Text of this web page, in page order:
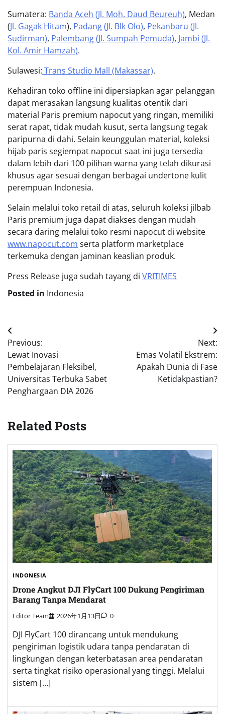
Sumatera: Banda Aceh (Jl. Moh. Daud Beureuh), Medan
(Jl. Gagak Hitam), Padang (Jl. Blk Olo), Pekanbaru (Jl.
Sudirman), Palembang (Jl. Sumpah Pemuda), Jambi (Jl.
Kol. Amir Hamzah).
Sulawesi: Trans Studio Mall (Makassar).
Kehadiran toko offline ini dipersiapkan agar pelanggan
dapat merasakan langsung kualitas otentik dari
material Paris premium napocut yang ringan, memiliki
serat rapat, tidak mudah kusut, serta langsung tegak
paripurna di dahi. Selain keunggulan material, koleksi
hijab paris segiempat napocut saat ini juga tersedia
dalam lebih dari 100 pilihan warna yang telah dikurasi
khusus agar sesuai dengan berbagai undertone kulit
perempuan Indonesia.
Selain melalui toko retail di atas, seluruh koleksi jilbab
Paris premium juga dapat diakses dengan mudah
secara daring melalui toko resmi napocut di website
www.napocut.com serta platform marketplace
terkemuka dengan jaminan keaslian produk.
Press Release juga sudah tayang di VRITIMES
Posted in Indonesia
Post
navigation
Previous:
Lewat Inovasi
Pembelajaran Fleksibel,
Universitas Terbuka Sabet
Penghargaan DIA 2026
Next:
Emas Volatil Ekstrem:
Apakah Dunia di Fase
Ketidakpastian?
Related Posts
INDONESIA
Drone Angkut DJI FlyCart 100 Dukung Pengiriman
Barang Tanpa Mendarat
Editor Team 2026年1月13日 0
DJI FlyCart 100 dirancang untuk mendukung
pengiriman logistik udara tanpa pendaratan di
lingkungan dengan keterbatasan area pendaratan
serta tingkat risiko operasional yang tinggi. Melalui
sistem […]